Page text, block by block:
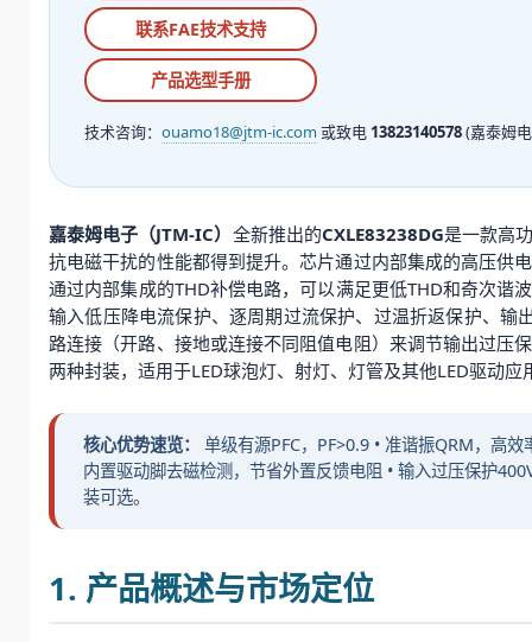
联系FAE技术支持
产品选型手册
技术咨询： ouamo18@jtm-ic.com或致电 13823140578(嘉泰姆
嘉泰姆电子（JTM-IC） 全新推出的CXLE83238DG是一款高
抗电磁干扰的性能都得到提升。芯片通过内部集成的高压供
通过内部集成的THD补偿电路，可以满足更低THD和奇次谐
输入低压降电流保护、逐周期过流保护、过温折返保护、输
路连接（开路、接地或连接不同阻值电阻）来调节输出过压
两种封装，适用于LED球泡灯、射灯、灯管及其他LED驱动应
核心优势速览：
单级有源PFC，PF>0.9 • 准谐振QRM，高
内置驱动脚去磁检测，节省外置反馈电阻 • 输入过压保护
装可选。
1. 产品概述与市场定位